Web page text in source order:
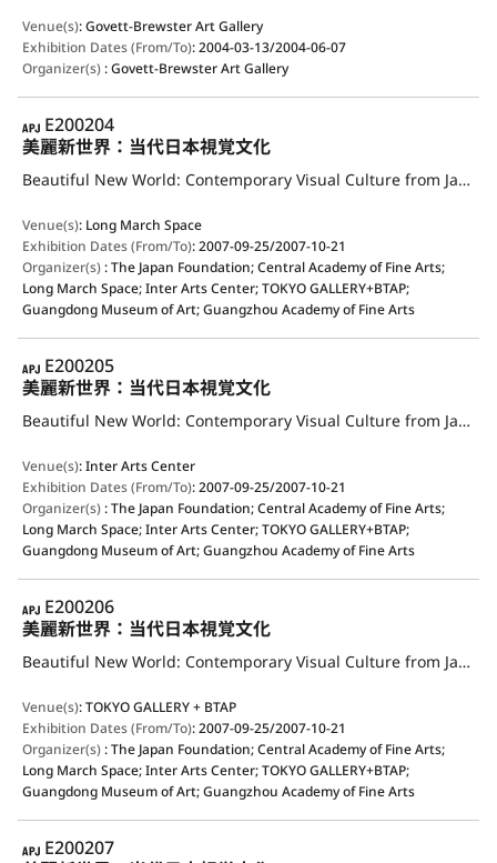
Venue(s):Govett-Brewster Art Gallery
Exhibition Dates (From/To):2004-03-13/2004-06-07
Organizer(s):Govett-Brewster Art Gallery
APJ
E200204
美麗新世界：当代日本視覚文化
Beautiful New World: Contemporary Visual Culture from Japan
Venue(s): Long March Space
Exhibition Dates (From/To):2007-09-25/2007-10-21
Organizer(s):The Japan Foundation; Central Academy of Fine Arts;
Long March Space; Inter Arts Center; TOKYO GALLERY+BTAP;
Guangdong Museum of Art; Guangzhou Academy of Fine Arts
APJ
E200205
美麗新世界：当代日本視覚文化
Beautiful New World: Contemporary Visual Culture from Japan
Venue(s):Inter Arts Center
Exhibition Dates (From/To):2007-09-25/2007-10-21
Organizer(s):The Japan Foundation; Central Academy of Fine Arts;
Long March Space; Inter Arts Center; TOKYO GALLERY+BTAP;
Guangdong Museum of Art; Guangzhou Academy of Fine Arts
APJ
E200206
美麗新世界：当代日本視覚文化
Beautiful New World: Contemporary Visual Culture from Japan
Venue(s):TOKYO GALLERY + BTAP
Exhibition Dates (From/To):2007-09-25/2007-10-21
Organizer(s):The Japan Foundation; Central Academy of Fine Arts;
Long March Space; Inter Arts Center; TOKYO GALLERY+BTAP;
Guangdong Museum of Art; Guangzhou Academy of Fine Arts
APJ
E200207